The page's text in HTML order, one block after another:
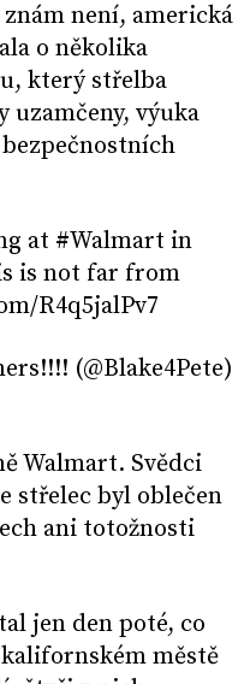
není, americká
o několika
který střelba
uzamčeny, výuka
at #Walmart in
is not far from
R4q5jalPv7
(@Blake4Pete)
Walmart. Svědci
střelec byl oblečen
ani totožnosti
jen den poté, co
městě